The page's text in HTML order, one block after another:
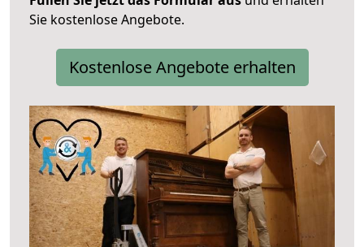
Sie kostenlose Angebote.
Kostenlose Angebote erhalten